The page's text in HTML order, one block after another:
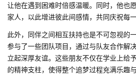
让他在遇到困难时倍感温暖。同时，他也
家人，以此增进彼此间感情，共同庆祝每一
此外，同伴之间相互扶持也是不可忽视的
参与了一些团队项目，通过与队友合作解
立起深厚友谊。这些朋友不仅在学业上给
的精神支柱，使得整个追梦过程充满乐趣与